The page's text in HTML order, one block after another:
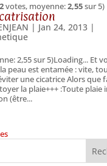
votes, moyenne:2,55sur 5)
| Jan 24, 2013|
2,55 sur 5)Loading... Et
peau est entamée : vite,
une cicatrice Alors que
la plaie+++ :Toute plaie
(être...